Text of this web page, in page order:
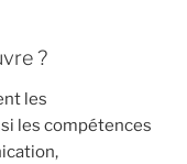
?
les
les compétences